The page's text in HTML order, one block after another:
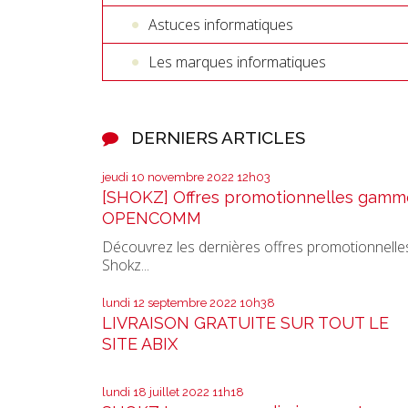
Astuces informatiques
Les marques informatiques
DERNIERS ARTICLES
jeudi 10 novembre 2022 12h03
[SHOKZ] Offres promotionnelles
OPENCOMM
Découvrez les dernières offres
Shokz...
lundi 12 septembre 2022 10h38
LIVRAISON GRATUITE SUR TOUT LE
SITE ABIX
lundi 18 juillet 2022 11h18